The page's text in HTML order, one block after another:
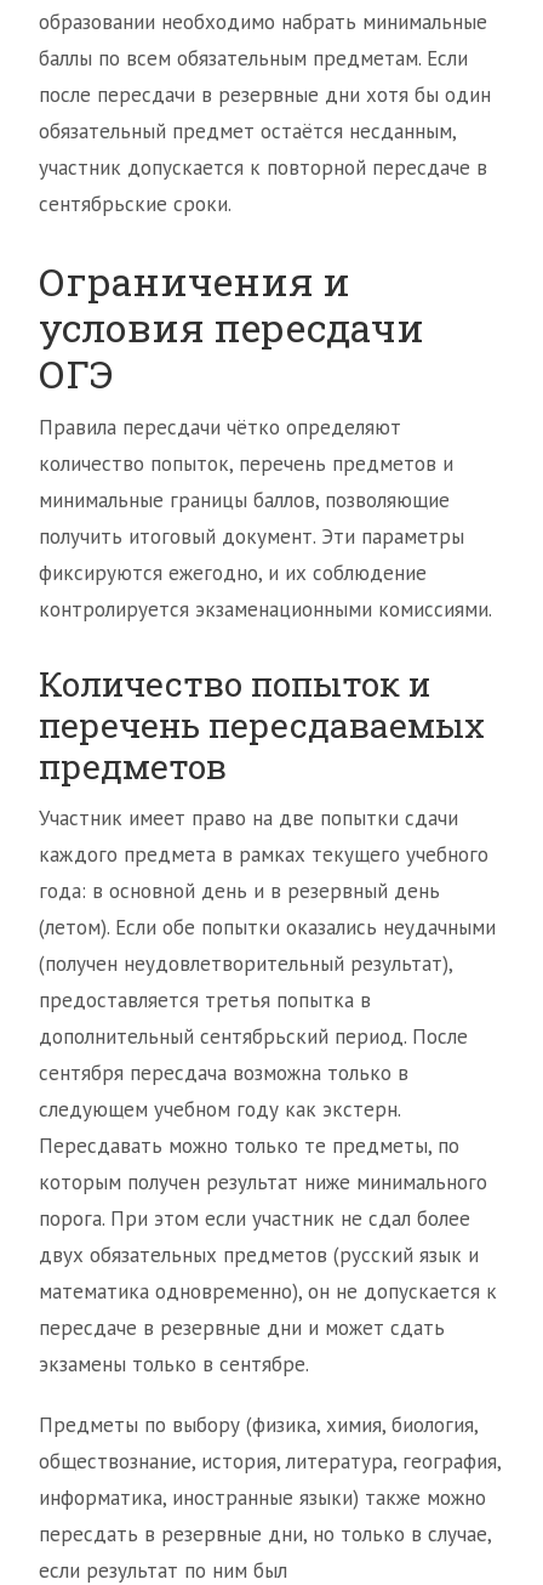
образовании необходимо набрать минимальные
баллы по всем обязательным предметам. Если
после пересдачи в резервные дни хотя бы один
обязательный предмет остаётся несданным,
участник допускается к повторной пересдаче в
сентябрьские сроки.
Ограничения и
условия пересдачи
ОГЭ
Правила пересдачи чётко определяют
количество попыток, перечень предметов и
минимальные границы баллов, позволяющие
получить итоговый документ. Эти параметры
фиксируются ежегодно, и их соблюдение
контролируется экзаменационными комиссиями.
Количество попыток и
перечень пересдаваемых
предметов
Участник имеет право на две попытки сдачи
каждого предмета в рамках текущего учебного
года: в основной день и в резервный день
(летом). Если обе попытки оказались неудачными
(получен неудовлетворительный результат),
предоставляется третья попытка в
дополнительный сентябрьский период. После
сентября пересдача возможна только в
следующем учебном году как экстерн.
Пересдавать можно только те предметы, по
которым получен результат ниже минимального
порога. При этом если участник не сдал более
двух обязательных предметов (русский язык и
математика одновременно), он не допускается к
пересдаче в резервные дни и может сдать
экзамены только в сентябре.
Предметы по выбору (физика, химия, биология,
обществознание, история, литература, география,
информатика, иностранные языки) также можно
пересдать в резервные дни, но только в случае,
если результат по ним был